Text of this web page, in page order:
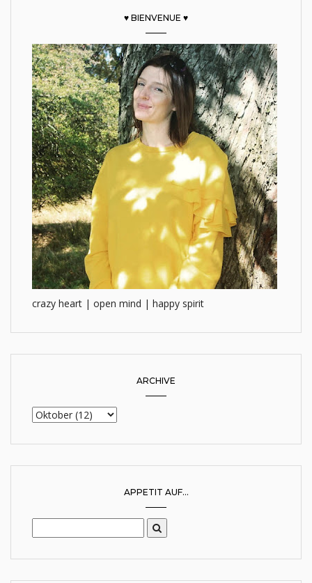
♥ BIENVENUE ♥
crazy heart | open mind | happy spirit
ARCHIVE
APPETIT AUF...